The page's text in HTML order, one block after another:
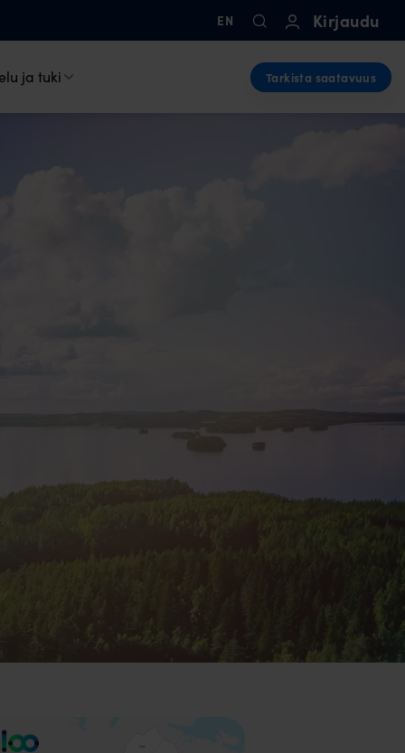
EN Kirjaudu
ja tuki Tarkista saatavuus